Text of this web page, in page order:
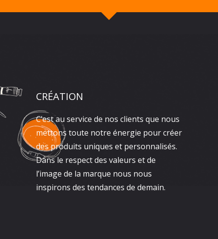
CRÉATION
C’est au service de nos clients que nous
mettons toute notre énergie pour créer
des produits uniques et personnalisés.
Dans le respect des valeurs et de
l’image de la marque nous nous
inspirons des tendances de demain.